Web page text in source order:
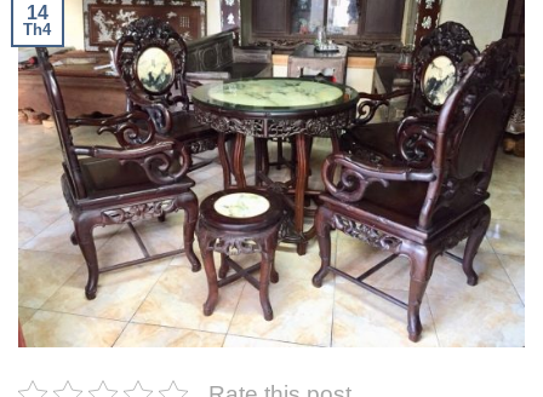
14
Th4